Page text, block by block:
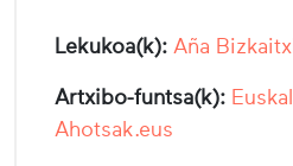
Lekukoa(k): Aña
Artxibo-funtsa(k):
Ahotsak.eus